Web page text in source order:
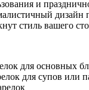
и
дизайн
стиль вашего
для основных
для супов или